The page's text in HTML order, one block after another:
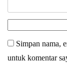
Simpan nama,
untuk komentar